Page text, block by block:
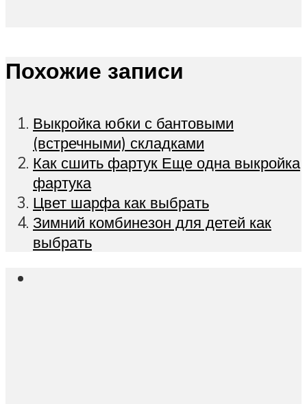
Похожие записи
Выкройка юбки с бантовыми
(встречными) складками
Как сшить фартук Еще одна выкройка
фартука
Цвет шарфа как выбрать
Зимний комбинезон для детей как
выбрать